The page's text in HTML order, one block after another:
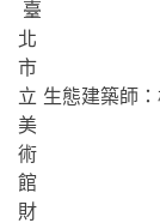
臺
北
市
立
美
術
館
生態建築師
財